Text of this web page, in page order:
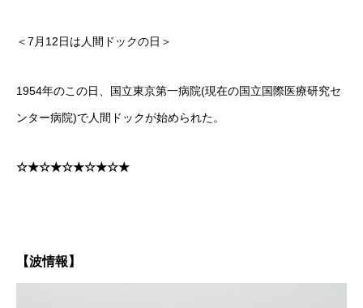
＜7月12日は人間ドックの日＞
1954年のこの日、国立東京第一病院(現在の国立国際医療研究セ
ンター病院)で人間ドックが始められた。
☆★☆★☆★☆★☆★
【波情報】